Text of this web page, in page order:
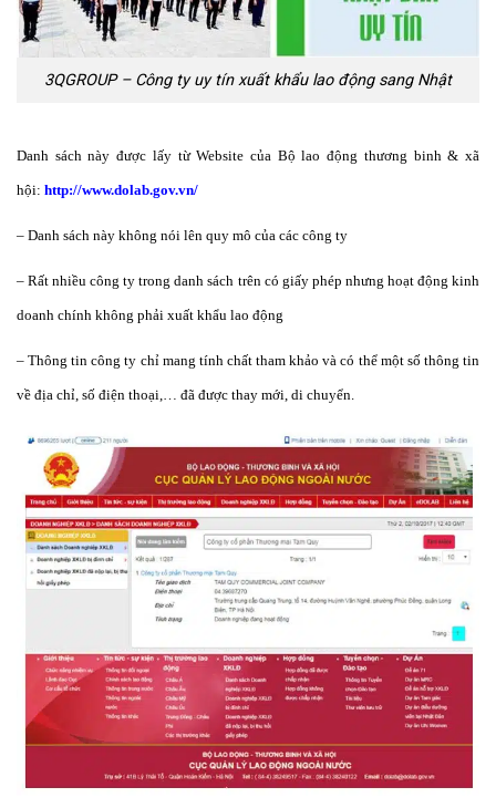
3QGROUP – Công ty uy tín xuất khẩu lao động sang Nhật
Danh sách này được lấy từ Website của Bộ lao động thương binh & xã
hội: http://www.dolab.gov.vn/
– Danh sách này không nói lên quy mô của các công ty
– Rất nhiều công ty trong danh sách trên có giấy phép nhưng hoạt động kinh
doanh chính không phải xuất khẩu lao động
– Thông tin công ty chỉ mang tính chất tham khảo và có thể một số thông tin
về địa chỉ, số điện thoại,… đã được thay mới, di chuyển.